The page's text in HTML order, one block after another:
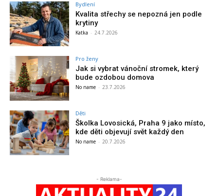
Bydlení
Kvalita střechy se nepozná jen podle
krytiny
Katka - 24.7.2026
Pro ženy
Jak si vybrat vánoční stromek, který
bude ozdobou domova
No name - 23.7.2026
Děti
Školka Lovosická, Praha 9 jako místo,
kde děti objevují svět každý den
No name - 20.7.2026
- Reklama-